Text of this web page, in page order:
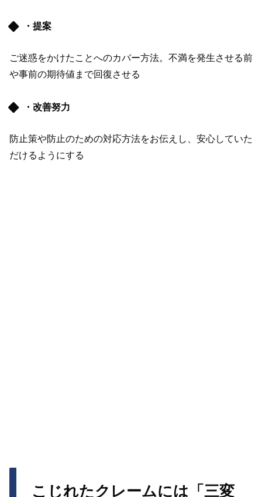
・提案
ご迷惑をかけたことへのカバー方法。不満を発生させる前
や事前の期待値まで回復させる
・改善努力
防止策や防止のための対応方法をお伝えし、安心していた
だけるようにする
こじれたクレームには「三変